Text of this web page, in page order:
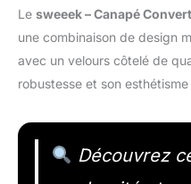
Le sweeek – Canapé
une combinaison de design
avec un velours côtelé de
robustesse et son
Découvrez